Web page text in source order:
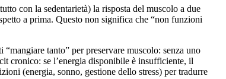
con la sedentarietà) la risposta del muscolo a due
a prima. Questo non significa che “non funzioni
tanto” per preservare muscolo: senza uno
cronico: se l’energia disponibile è insufficiente, il
(energia, sonno, gestione dello stress) per tradurre